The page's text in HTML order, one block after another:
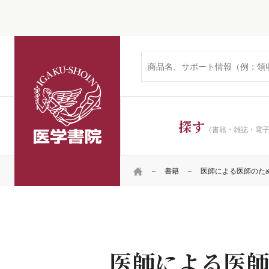
探す （書籍・雑誌・電
HOME 書籍 医師による医師の
医師による医